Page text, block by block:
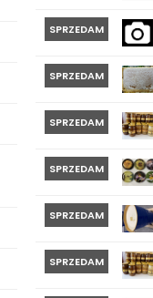
SPRZEDAM
SPRZEDAM
SPRZEDAM
SPRZEDAM
SPRZEDAM
SPRZEDAM